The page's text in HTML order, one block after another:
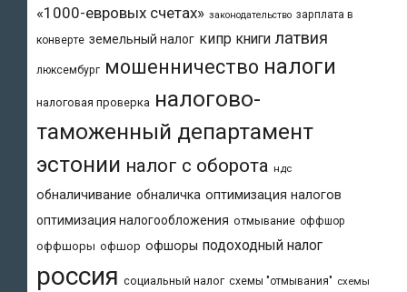
«1000-евровых счетах» законодательство зарплата в
конверте земельный налог кипр книги латвия
люксембург мошенничество налоги
налоговая проверка налогово-
таможенный департамент
эстонии налог с оборота ндс
обналичивание обналичка оптимизация налогов
оптимизация налогообложения отмывание оффшор
оффшоры офшор офшоры подоходный налог
россия социальный налог схемы "отмывания" схемы